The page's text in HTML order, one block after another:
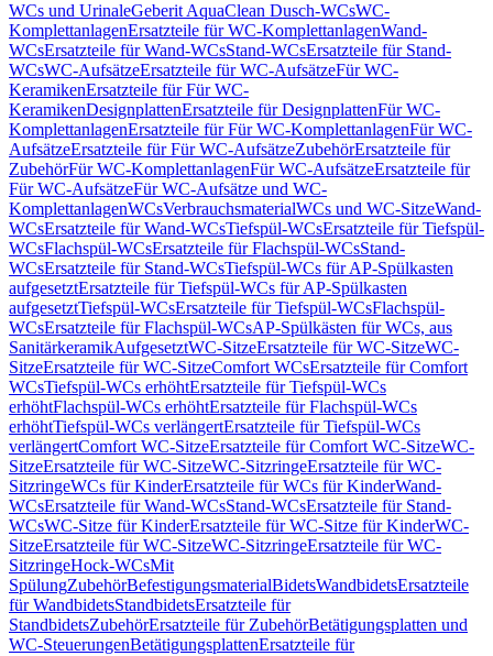
WCs und UrinaleGeberit AquaClean Dusch-WCsWC-
KomplettanlagenErsatzteile für WC-KomplettanlagenWand-
WCsErsatzteile für Wand-WCsStand-WCsErsatzteile für Stand-
WCsWC-AufsätzeErsatzteile für WC-AufsätzeFür WC-
KeramikenErsatzteile für Für WC-
KeramikenDesignplattenErsatzteile für DesignplattenFür WC-
KomplettanlagenErsatzteile für Für WC-KomplettanlagenFür WC-
AufsätzeErsatzteile für Für WC-AufsätzeZubehörErsatzteile für
ZubehörFür WC-KomplettanlagenFür WC-AufsätzeErsatzteile für
Für WC-AufsätzeFür WC-Aufsätze und WC-
KomplettanlagenWCsVerbrauchsmaterialWCs und WC-SitzeWand-
WCsErsatzteile für Wand-WCsTiefspül-WCsErsatzteile für Tiefspül-
WCsFlachspül-WCsErsatzteile für Flachspül-WCsStand-
WCsErsatzteile für Stand-WCsTiefspül-WCs für AP-Spülkasten
aufgesetztErsatzteile für Tiefspül-WCs für AP-Spülkasten
aufgesetztTiefspül-WCsErsatzteile für Tiefspül-WCsFlachspül-
WCsErsatzteile für Flachspül-WCsAP-Spülkästen für WCs, aus
SanitärkeramikAufgesetztWC-SitzeErsatzteile für WC-SitzeWC-
SitzeErsatzteile für WC-SitzeComfort WCsErsatzteile für Comfort
WCsTiefspül-WCs erhöhtErsatzteile für Tiefspül-WCs
erhöhtFlachspül-WCs erhöhtErsatzteile für Flachspül-WCs
erhöhtTiefspül-WCs verlängertErsatzteile für Tiefspül-WCs
verlängertComfort WC-SitzeErsatzteile für Comfort WC-SitzeWC-
SitzeErsatzteile für WC-SitzeWC-SitzringeErsatzteile für WC-
SitzringeWCs für KinderErsatzteile für WCs für KinderWand-
WCsErsatzteile für Wand-WCsStand-WCsErsatzteile für Stand-
WCsWC-Sitze für KinderErsatzteile für WC-Sitze für KinderWC-
SitzeErsatzteile für WC-SitzeWC-SitzringeErsatzteile für WC-
SitzringeHock-WCsMit
SpülungZubehörBefestigungsmaterialBidetsWandbidetsErsatzteile
für WandbidetsStandbidetsErsatzteile für
StandbidetsZubehörErsatzteile für ZubehörBetätigungsplatten und
WC-SteuerungenBetätigungsplattenErsatzteile für